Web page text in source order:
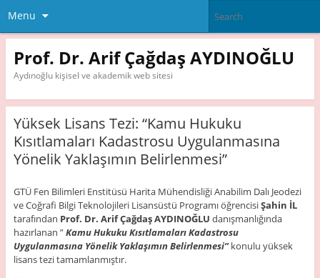
Menu
Prof. Dr. Arif Çağdaş AYDINOĞLU
Aydınoğlu kişisel ve akademik web sitesi
Yüksek Lisans Tezi: “Kamu Hukuku
Kısıtlamaları Kadastrosu Uygulanmasına
Yönelik Yaklaşımın Belirlenmesi”
GTÜ Fen Bilimleri Enstitüsü Harita Mühendisliği Anabilim Dalı Jeodezi
ve Coğrafi Bilgi Teknolojileri Lisansüstü Programı öğrencisiŞahin İL
tarafından Prof. Dr. Arif Çağdaş AYDINOĞLU danışmanlığında
hazırlanan ”Kamu Hukuku Kısıtlamaları Kadastrosu
Uygulanmasına Yönelik Yaklaşımın Belirlenmesi”konulu yüksek
lisans tezi tamamlanmıştır.